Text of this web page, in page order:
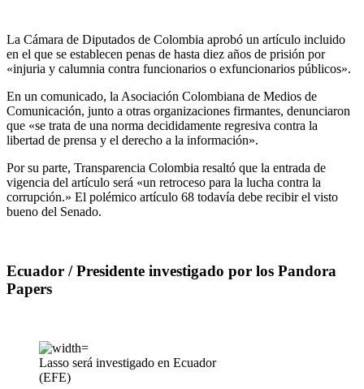
La Cámara de Diputados de Colombia aprobó un artículo incluido
en el que se establecen penas de hasta diez años de prisión por
«injuria y calumnia contra funcionarios o exfuncionarios públicos».
En un comunicado, la Asociación Colombiana de Medios de
Comunicación, junto a otras organizaciones firmantes, denunciaron
que «se trata de una norma decididamente regresiva contra la
libertad de prensa y el derecho a la información».
Por su parte, Transparencia Colombia resaltó que la entrada de
vigencia del artículo será «un retroceso para la lucha contra la
corrupción.» El polémico artículo 68 todavía debe recibir el visto
bueno del Senado.
Ecuador / Presidente investigado por los Pandora
Papers
Lasso será investigado en Ecuador
(EFE)